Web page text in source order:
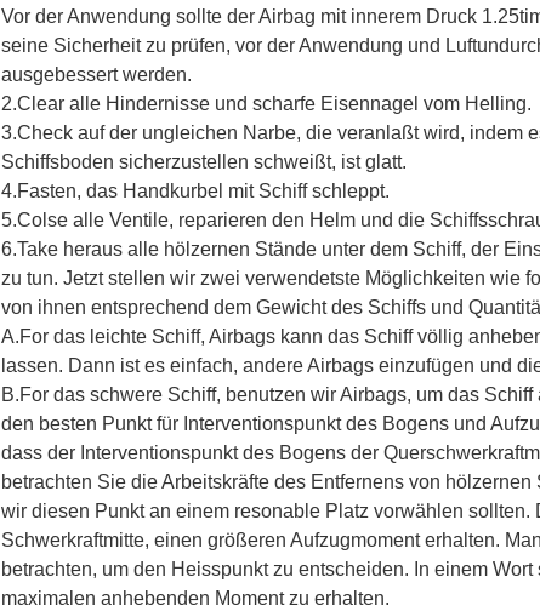
Vor der Anwendung sollte der Airbag mit innerem Druck
seine Sicherheit zu prüfen, vor der Anwendung und
ausgebessert werden.
2.Clear alle Hindernisse und scharfe Eisennagel vom Helling.
3.Check auf der ungleichen Narbe, die veranlaßt wird, indem
Schiffsboden sicherzustellen schweißt, ist glatt.
4.Fasten, das Handkurbel mit Schiff schleppt.
5.Colse alle Ventile, reparieren den Helm und die
6.Take heraus alle hölzernen Stände unter dem Schiff, der
zu tun. Jetzt stellen wir zwei verwendetste Möglichkeiten wie
von ihnen entsprechend dem Gewicht des Schiffs und
A.For das leichte Schiff, Airbags kann das Schiff völlig
lassen. Dann ist es einfach, andere Airbags einzufügen und
B.For das schwere Schiff, benutzen wir Airbags, um das
den besten Punkt für Interventionspunkt des Bogens und
dass der Interventionspunkt des Bogens der
betrachten Sie die Arbeitskräfte des Entfernens von
wir diesen Punkt an einem resonable Platz vorwählen
Schwerkraftmitte, einen größeren Aufzugmoment erhalten.
betrachten, um den Heisspunkt zu entscheiden. In einem
maximalen anhebenden Moment zu erhalten.